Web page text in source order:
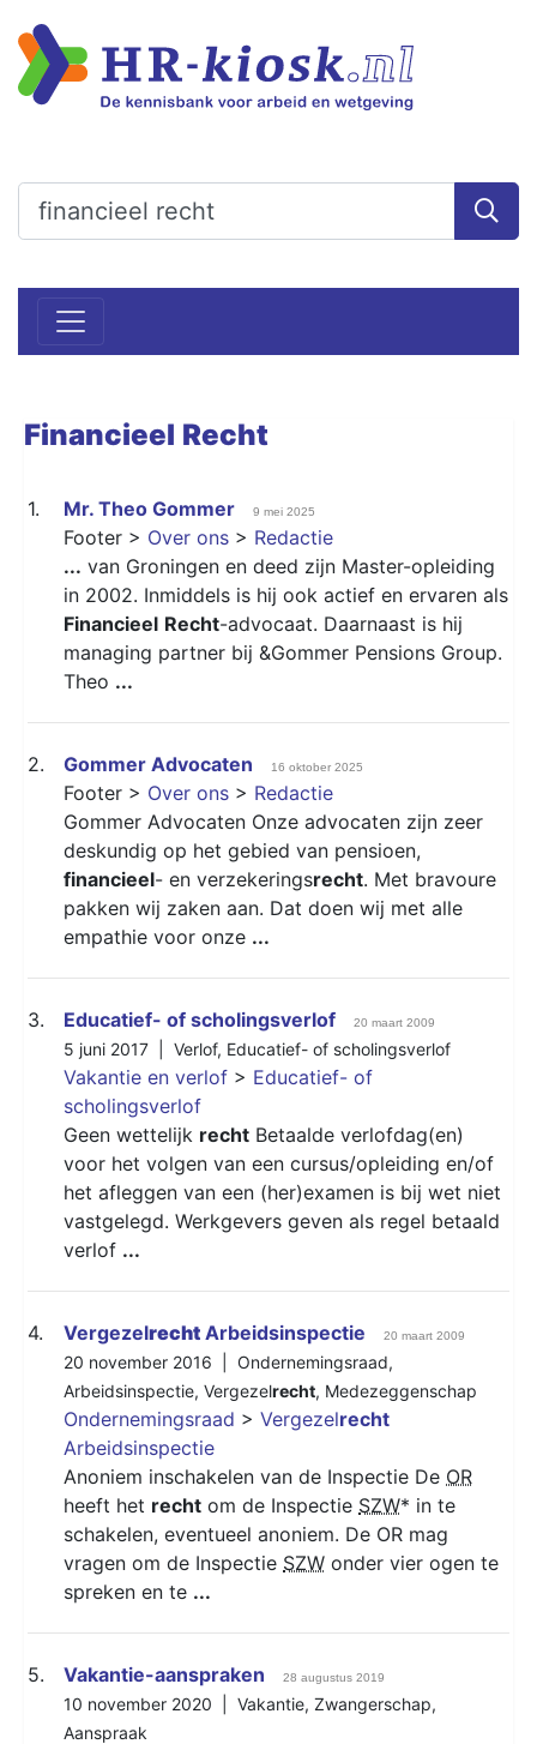
Financieel Recht
1. Mr. Theo Gommer 9 mei 2025
Footer > Over ons > Redactie
... van Groningen en deed zijn Master-opleiding
in 2002. Inmiddels is hij ook actief en ervaren als
Financieel Recht-advocaat. Daarnaast is hij
managing partner bij &Gommer Pensions Group.
Theo ...
2. Gommer Advocaten 16 oktober 2025
Footer > Over ons > Redactie
Gommer Advocaten Onze advocaten zijn zeer
deskundig op het gebied van pensioen,
financieel- en verzekeringsrecht. Met bravoure
pakken wij zaken aan. Dat doen wij met alle
empathie voor onze ...
3. Educatief- of scholingsverlof 20 maart 2009
5 juni 2017 | Verlof, Educatief- of scholingsverlof
Vakantie en verlof > Educatief- of
scholingsverlof
Geen wettelijk recht Betaalde verlofdag(en)
voor het volgen van een cursus/opleiding en/of
het afleggen van een (her)examen is bij wet niet
vastgelegd. Werkgevers geven als regel betaald
verlof ...
4. Vergezelrecht Arbeidsinspectie 20 maart 2009
20 november 2016 | Ondernemingsraad,
Arbeidsinspectie, Vergezelrecht, Medezeggenschap
Ondernemingsraad > Vergezelrecht
Arbeidsinspectie
Anoniem inschakelen van de Inspectie De OR
heeft het recht om de Inspectie SZW* in te
schakelen, eventueel anoniem. De OR mag
vragen om de Inspectie SZW onder vier ogen te
spreken en te ...
5. Vakantie-aanspraken 28 augustus 2019
10 november 2020 | Vakantie, Zwangerschap,
Aanspraak